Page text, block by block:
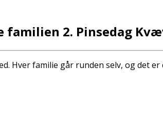
2. Pinsedag
Hver familie går runden selv, og det